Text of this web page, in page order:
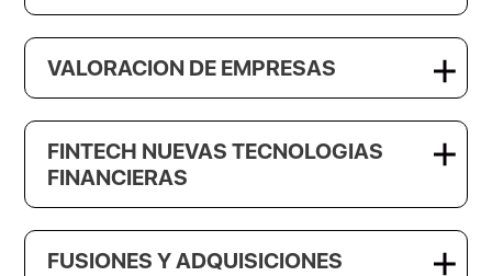
VALORACION DE EMPRESAS
FINTECH NUEVAS TECNOLOGIAS
FINANCIERAS
FUSIONES Y ADQUISICIONES